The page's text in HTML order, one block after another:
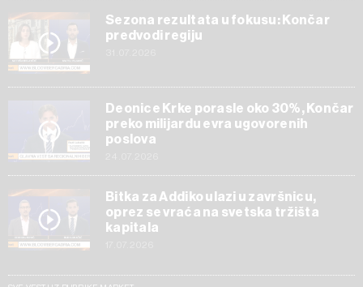
Sezona rezultata u fokusu: Končar
predvodi regiju
Deonice Krke porasle oko 30%, Končar
preko milijardu evra ugovorenih
poslova
Bitka za Addiko ulazi u završnicu,
oprez se vraća na svetska tržišta
kapitala